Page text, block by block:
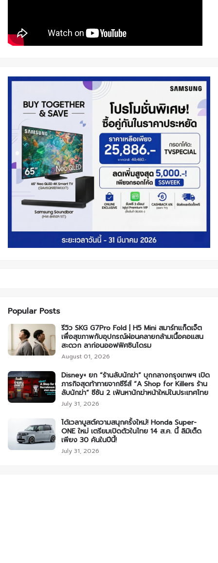
Popular Posts
รีวิว SKG G7Pro Fold | H5 Mini สมาร์ทแก็ดเจ็ต
เพื่อสุขภาพกับอุปกรณ์ผ่อนคลายกล้ามเนื้อคอแสน
สะดวก ลาก่อนออฟฟิศซินโดรม
August 01, 2026
Disney+ ยก “ร้านลับนักฆ่า” บุกกลางกรุงเทพฯ เปิด
ภารกิจสุดท้าทายจากซีรีส์ “A Shop for Killers ร้าน
ลับนักฆ่า” ซีซัน 2 เฟ้นหานักฆ่าหน้าใหม่ในประเทศไทย
July 31, 2026
ได้เวลาบูสต์ความสนุกครั้งใหม่! Honda Super-
ONE ใหม่ เตรียมเปิดตัวในไทย 14 ส.ค. นี้ ลิมิเต็ด
เพียง 30 คันในปีนี้!
July 31, 2026